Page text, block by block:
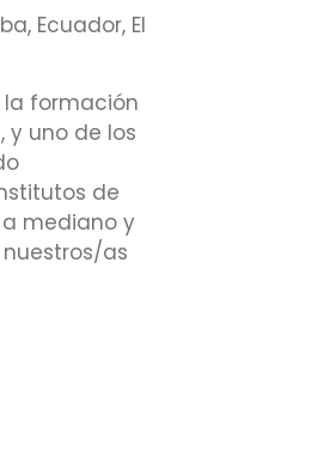
Ecuador, El
la formación
y uno de los
de
mediano y
as